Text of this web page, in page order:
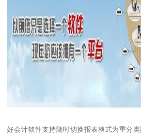
好会计软件支持随时切换报表格式为重分